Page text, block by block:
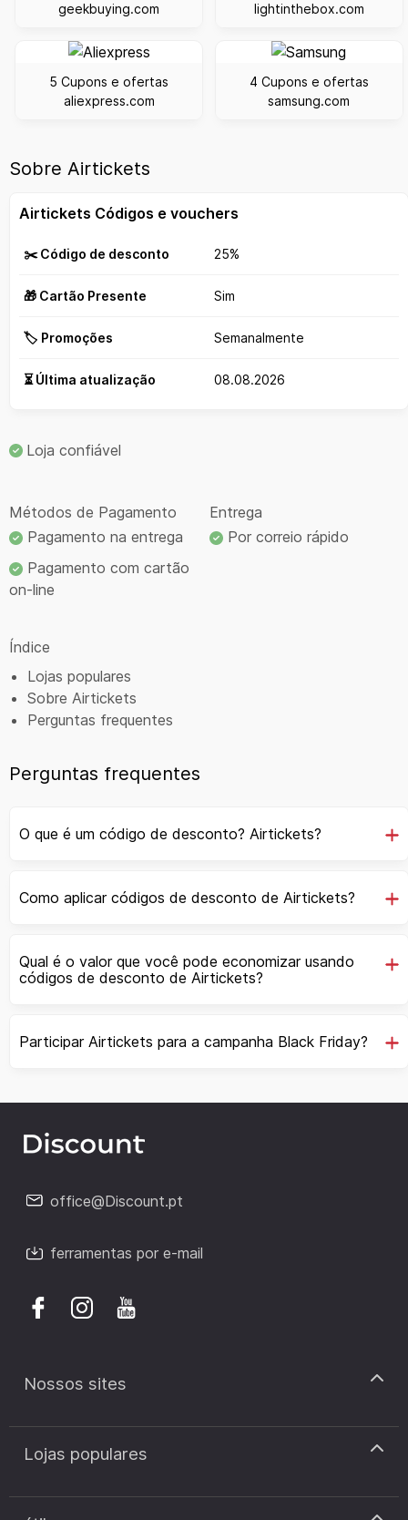
geekbuying.com
lightinthebox.com
5 Cupons e ofertas
aliexpress.com
4 Cupons e ofertas
samsung.com
Sobre Airtickets
Airtickets Códigos e vouchers
✂️ Código de desconto 25%
🎁 Cartão Presente Sim
🏷️ Promoções Semanalmente
⏳ Última atualização 08.08.2026
Loja confiável
Métodos de Pagamento
Pagamento na entrega
Pagamento com cartão
on-line
Entrega
Por correio rápido
Índice
Lojas populares
Sobre Airtickets
Perguntas frequentes
Perguntas frequentes
O que é um código de desconto? Airtickets?
Como aplicar códigos de desconto de Airtickets?
Qual é o valor que você pode economizar usando
códigos de desconto de Airtickets?
Participar Airtickets para a campanha Black Friday?
office@Discount.pt
ferramentas por e-mail
Nossos sites
discount.pt
discount.sk
Lojas populares
Cupão de desconto Zooplus